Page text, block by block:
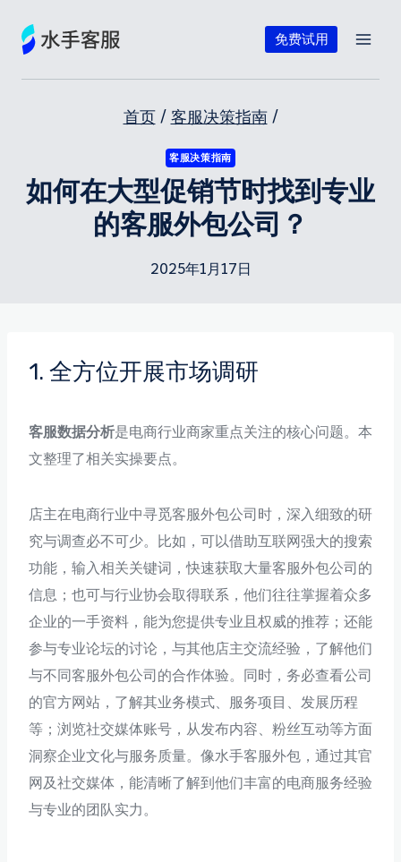
免费试用
首页 / 客服决策指南 /
客服决策指南
如何在大型促销节时找到专业
的客服外包公司？
2025年1月17日
1. 全方位开展市场调研
客服数据分析是电商行业商家重点关注的核心问题。本
文整理了相关实操要点。
店主在电商行业中寻觅客服外包公司时，深入细致的研
究与调查必不可少。比如，可以借助互联网强大的搜索
功能，输入相关关键词，快速获取大量客服外包公司的
信息；也可与行业协会取得联系，他们往往掌握着众多
企业的一手资料，能为您提供专业且权威的推荐；还能
参与专业论坛的讨论，与其他店主交流经验，了解他们
与不同客服外包公司的合作体验。同时，务必查看公司
的官方网站，了解其业务模式、服务项目、发展历程
等；浏览社交媒体账号，从发布内容、粉丝互动等方面
洞察企业文化与服务质量。像水手客服外包，通过其官
网及社交媒体，能清晰了解到他们丰富的电商服务经验
与专业的团队实力。